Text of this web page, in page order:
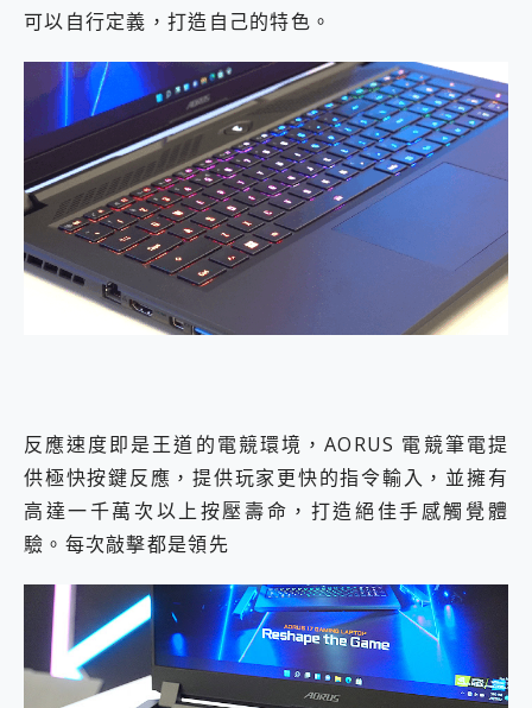
可以自行定義，打造自己的特色。
反應速度即是王道的電競環境，AORUS 電競筆電提
供極快按鍵反應，提供玩家更快的指令輸入，並擁有
高達一千萬次以上按壓壽命，打造絕佳手感觸覺體
驗。每次敲擊都是領先